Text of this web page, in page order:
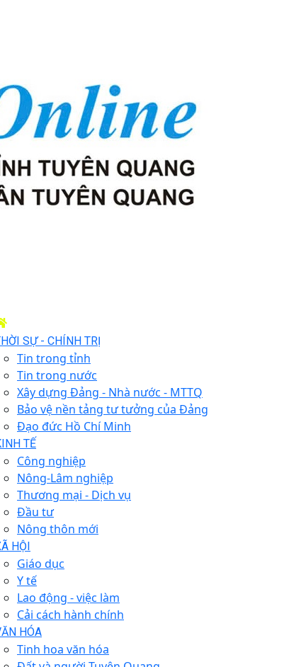
SỰ - CHÍNH TRỊ
Tin trong tỉnh
Tin trong nước
Xây dựng Đảng - Nhà nước - MTTQ
Bảo vệ nền tảng tư tưởng của Đảng
Đạo đức Hồ Chí Minh
TẾ
Công nghiệp
Nông-Lâm nghiệp
Thương mại - Dịch vụ
Đầu tư
Nông thôn mới
HỘI
Giáo dục
Y tế
Lao động - việc làm
Cải cách hành chính
HÓA
Tinh hoa văn hóa